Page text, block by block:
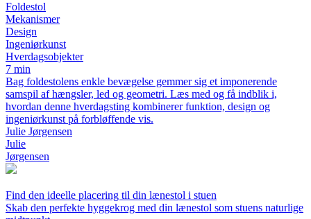
Foldestol
Mekanismer
Design
Ingeniørkunst
Hverdagsobjekter
7 min
Bag foldestolens enkle bevægelse gemmer sig et imponerende
samspil af hængsler, led og geometri. Læs med og få indblik i,
hvordan denne hverdagsting kombinerer funktion, design og
ingeniørkunst på forbløffende vis.
Julie Jørgensen
Julie
Jørgensen
Find den ideelle placering til din lænestol i stuen
Skab den perfekte hyggekrog med din lænestol som stuens naturlige